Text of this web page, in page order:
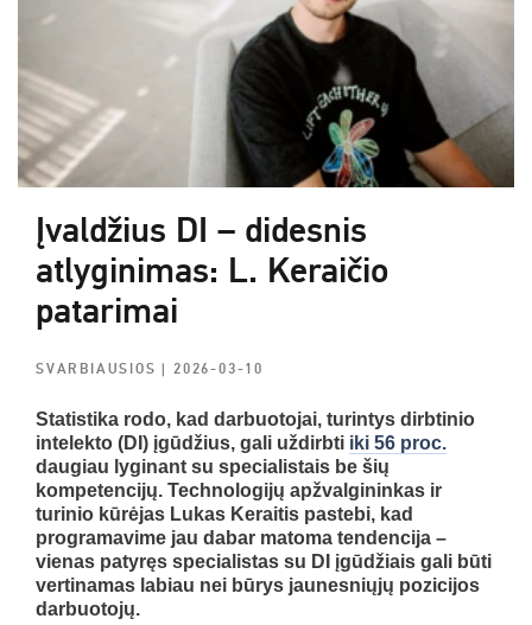
Įvaldžius DI – didesnis
atlyginimas: L. Keraičio
patarimai
SVARBIAUSIOS| 2026-03-10
Statistika rodo, kad darbuotojai, turintys dirbtinio
intelekto (DI) įgūdžius, gali uždirbti iki 56 proc.
daugiau lyginant su specialistais be šių
kompetencijų. Technologijų apžvalgininkas ir
turinio kūrėjas Lukas Keraitis pastebi, kad
programavime jau dabar matoma tendencija –
vienas patyręs specialistas su DI įgūdžiais gali būti
vertinamas labiau nei būrys jaunesniųjų pozicijos
darbuotojų.